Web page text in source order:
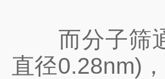
而分子筛通
直径0.28nm)